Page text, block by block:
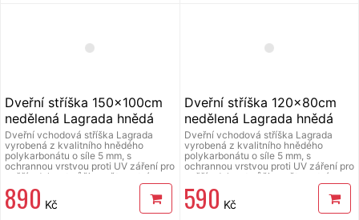
Dveřní stříška 150x100cm
nedělená Lagrada hnědá
Dveřní vchodová stříška Lagrada
vyrobená z kvalitního hnědého
polykarbonátu o síle 5 mm, s
ochrannou vrstvou proti UV záření pro
vyšší odolnost vůči povětrnostním
vlivům, držáky vyrobené z tvrzeného
plastu, krajní lišty vyrobeny z hliníku s
barevným nátěrem pro zvýšení
890 Kč
Dveřní stříška 120x80cm
nedělená Lagrada hnědá
Dveřní vchodová stříška Lagrada
vyrobená z kvalitního hnědého
polykarbonátu o síle 5 mm, s
ochrannou vrstvou proti UV záření pro
vyšší odolnost vůči povětrnostním
vlivům, držáky vyrobené z tvrzeného
plastu, krajní lišty vyrobeny z hliníku s
barevným nátěrem pro zvýšení
590 Kč